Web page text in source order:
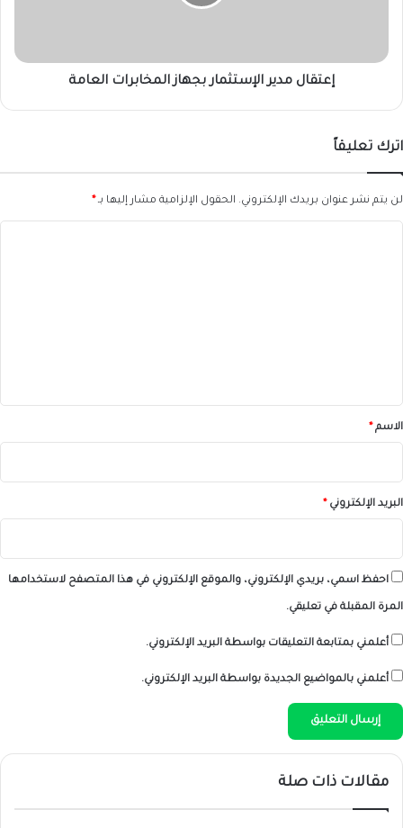
إعتقال مدير الإستثمار بجهاز المخابرات العامة
اترك تعليقاً
لن يتم نشر عنوان بريدك الإلكتروني. الحقول الإلزامية مشار إليها بـ *
*الاسم *
البريد الإلكتروني *
احفظ اسمي، بريدي الإلكتروني، والموقع الإلكتروني في هذا المتصفح لاستخدامها
المرة المقبلة في تعليقي.
أعلمني بمتابعة التعليقات بواسطة البريد الإلكتروني.
أعلمني بالمواضيع الجديدة بواسطة البريد الإلكتروني.
مقالات ذات صلة